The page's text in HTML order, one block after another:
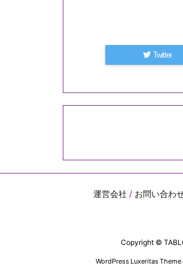
Twitter
運営会社 / お問い合わ
Copyright ©
WordPress Luxeritas